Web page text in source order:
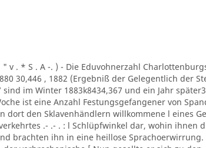
v . * S . A -. ) - Die Eduvohnerzahl
30,446 , 1882 (Ergebniß der Gelegentlich der
im Winter 1883k8434,367 und ein Jahr
ist eine Anzahl Festungsgefangener von
dort den Sklavenhändlern willkommene l eines
.- .- . : l Schlüpfwinkel dar, wohin ihnen
brachten ihn in eine heillose Sprachoerwirrung.